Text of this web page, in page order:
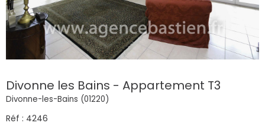
Divonne les Bains - Appartement T3
Divonne-les-Bains (01220)
Réf : 4246